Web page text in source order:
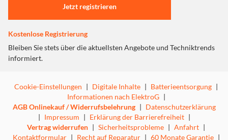
Jetzt registrieren
Kostenlose Registrierung
Bleiben Sie stets über die aktuellsten Angebote und Techniktrends
informiert.
Cookie-Einstellungen | Digitale Inhalte | Batterieentsorgung |
Informationen nach ElektroG |
AGB Onlinekauf / Widerrufsbelehrung | Datenschutzerklärung
| Impressum | Erklärung der Barrierefreiheit |
Vertrag widerrufen | Sicherheitsprobleme | Anfahrt |
Kontaktformular | Recht auf Reparatur | 60 Monate Garantie |